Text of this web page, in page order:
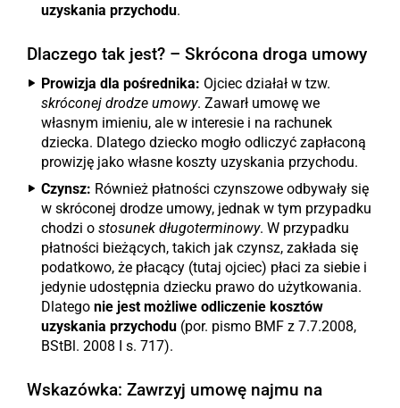
uzyskania przychodu.
Dlaczego tak jest? – Skrócona droga umowy
Prowizja dla pośrednika: Ojciec działał w tzw.
skróconej drodze umowy. Zawarł umowę we
własnym imieniu, ale w interesie i na rachunek
dziecka. Dlatego dziecko mogło odliczyć zapłaconą
prowizję jako własne koszty uzyskania przychodu.
Czynsz: Również płatności czynszowe odbywały się
w skróconej drodze umowy, jednak w tym przypadku
chodzi o stosunek długoterminowy. W przypadku
płatności bieżących, takich jak czynsz, zakłada się
podatkowo, że płacący (tutaj ojciec) płaci za siebie i
jedynie udostępnia dziecku prawo do użytkowania.
Dlatego nie jest możliwe odliczenie kosztów
uzyskania przychodu (por. pismo BMF z 7.7.2008,
BStBl. 2008 I s. 717).
Wskazówka: Zawrzyj umowę najmu na